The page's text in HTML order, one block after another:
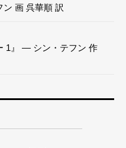
ン 画 呉華順 訳
1』 — シン・テフン 作